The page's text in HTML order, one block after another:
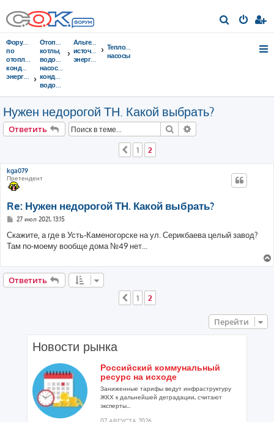
о
Форумы
по
отоплению,
кондиционированию,
энергосбережению
Отопительные
котлы,
водонагреватели,
насосы,
кондиционеры,
водоочистка...
Альтернативные
источники
энергии
Тепловые
насосы
Нужен недорогой ТН. Какой выбрать?
Ответить Поиск
Пред.
1 2
kga079
Претендент
Re: Нужен недорогой ТН. Какой выбрать?
С
о
б
щ
е
27 июл 2021, 13:15
Скажите, а где в Усть-Каменогорске на ул. Серикбаева целый завод?
Там по-моему вообще дома №49 нет...
Ответить
Пред.
1 2
Перейти
Новости рынка
Российский коммунальный
ресурс на исходе
Заниженные тарифы ведут инфраструктуру
ЖКХ к дальнейшей деградации, считают
эксперты...